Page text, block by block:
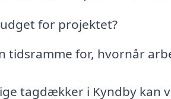
for projektet?
tidsramme for, hvornår
tagdækker i Kyndby kan